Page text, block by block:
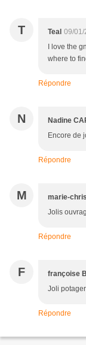
T Teal 09/01/
I love the
where to
Répondre
N Nadine
Encore de
Répondre
M marie-
Jolis
Répondre
F françoise
Joli
Répondre